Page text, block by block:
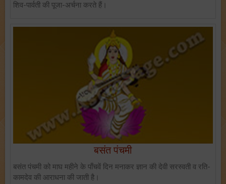
शिव-पार्वती की पूजा-अर्चना करते हैं।
बसंत पंचमी
बसंत पंचमी को माघ महीने के पाँचवें दिन मनाकर ज्ञान की देवी सरस्वती व रति-
कामदेव की आराधना की जाती है।